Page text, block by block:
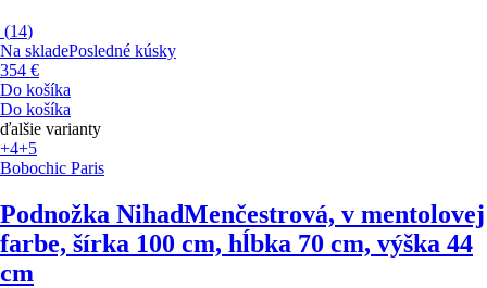
(14)
Na skladePosledné kúsky
354 €
Do košíka
Do košíka
ďalšie varianty
+4+5
Bobochic Paris
Podnožka NihadMenčestrová, v mentolovej
farbe, šírka 100 cm, hĺbka 70 cm, výška 44
cm